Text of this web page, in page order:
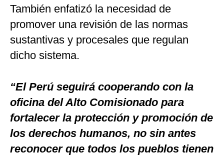
También enfatizó la necesidad de
promover una revisión de las normas
sustantivas y procesales que regulan
dicho sistema.
“El Perú seguirá cooperando con la
oficina del Alto Comisionado para
fortalecer la protección y promoción de
los derechos humanos, no sin antes
reconocer que todos los pueblos tienen